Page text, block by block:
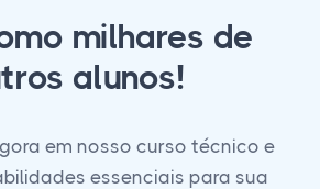
milhares de
alunos!
em nosso curso técnico e
essenciais para sua